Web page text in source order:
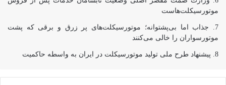
موتورسیکلت‌هاست
جذاب اما بی‌پشتوانه؛ موتورسیکلت‌های پر زرق‌ و برقی که پشت
موتورسواران را خالی می‌کنند
پیشنهاد طرح ملی تولید موتورسیکلت در ایران به واسطه حاکمیت